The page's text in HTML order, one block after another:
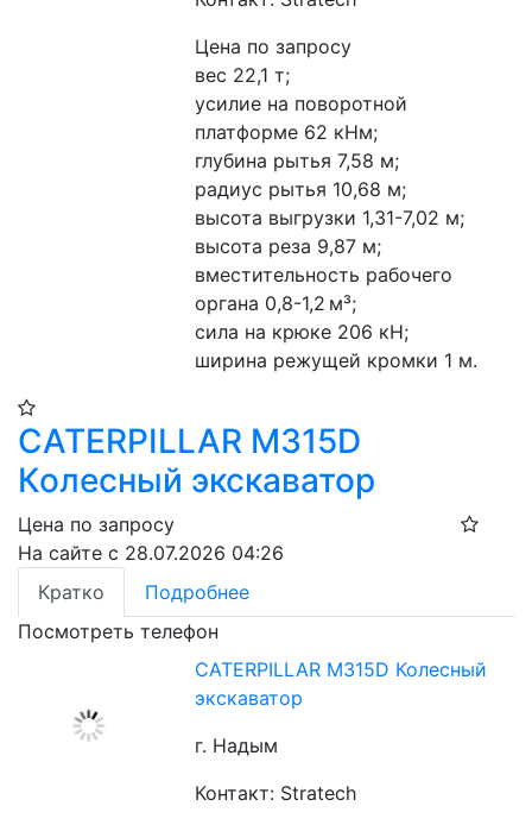
Цена по запросу
вес 22,1 т;
усилие на поворотной
платформе 62 кНм;
глубина рытья 7,58 м;
радиус рытья 10,68 м;
высота выгрузки 1,31-7,02 м;
высота реза 9,87 м;
вместительность рабочего
органа 0,8-1,2 м³;
сила на крюке 206 кН;
ширина режущей кромки 1 м.
CATERPILLAR M315D
Колесный экскаватор
Цена по запросу
На сайте с 28.07.2026 04:26
Кратко
Подробнее
Посмотреть телефон
CATERPILLAR M315D Колесный
экскаватор
г. Надым
Контакт: Stratech